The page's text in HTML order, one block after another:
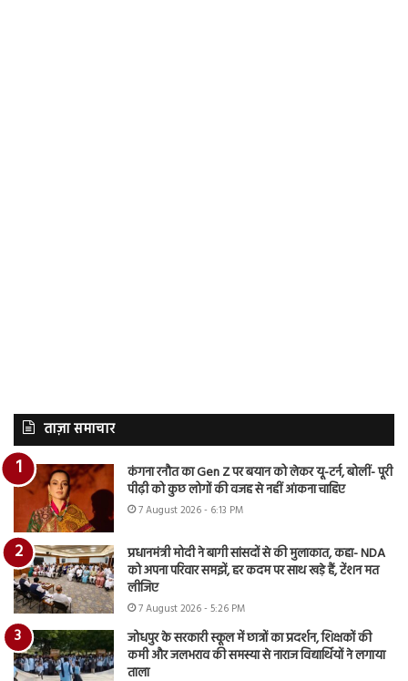
ताज़ा समाचार
कंगना रनौत का Gen Z पर बयान को लेकर यू-टर्न, बोलीं- पूरी
पीढ़ी को कुछ लोगों की वजह से नहीं आंकना चाहिए
7 August 2026 - 6:13 PM
प्रधानमंत्री मोदी ने बागी सांसदों से की मुलाकात, कहा- NDA
को अपना परिवार समझें, हर कदम पर साथ खड़े हैं, टेंशन मत
लीजिए
7 August 2026 - 5:26 PM
जोधपुर के सरकारी स्कूल में छात्रों का प्रदर्शन, शिक्षकों की
कमी और जलभराव की समस्या से नाराज विद्यार्थियों ने लगाया
ताला